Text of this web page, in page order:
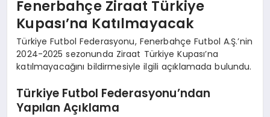
Fenerbahçe Ziraat Türkiye
Kupası’na Katılmayacak
Türkiye Futbol Federasyonu, Fenerbahçe Futbol A.Ş.’nin
2024-2025 sezonunda Ziraat Türkiye Kupası’na
katılmayacağını bildirmesiyle ilgili açıklamada bulundu.
Türkiye Futbol Federasyonu’ndan
Yapılan Açıklama